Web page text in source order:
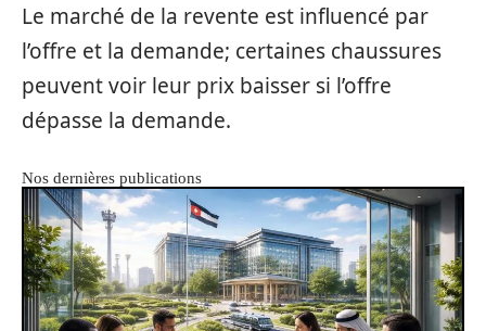
Le marché de la revente est influencé par
l’offre et la demande; certaines chaussures
peuvent voir leur prix baisser si l’offre
dépasse la demande.
Nos dernières publications